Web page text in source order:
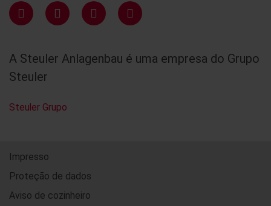
A Steuler Anlagenbau é uma empresa do Grupo
Steuler
Steuler Grupo
Impresso
Proteção de dados
Aviso de cozinheiro